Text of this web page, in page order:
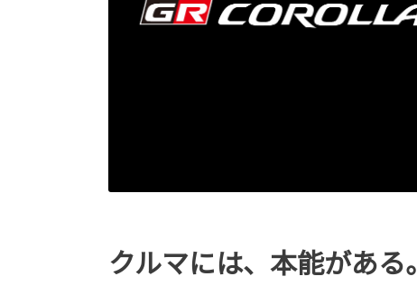
クルマには、本能がある。